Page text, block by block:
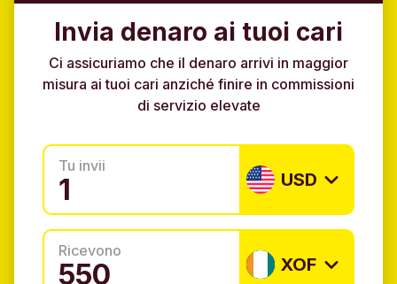
Invia denaro ai tuoi cari
Ci assicuriamo che il denaro arrivi in maggior
misura ai tuoi cari anziché finire in commissioni
di servizio elevate
Tu invii
USD
Ricevono
XOF